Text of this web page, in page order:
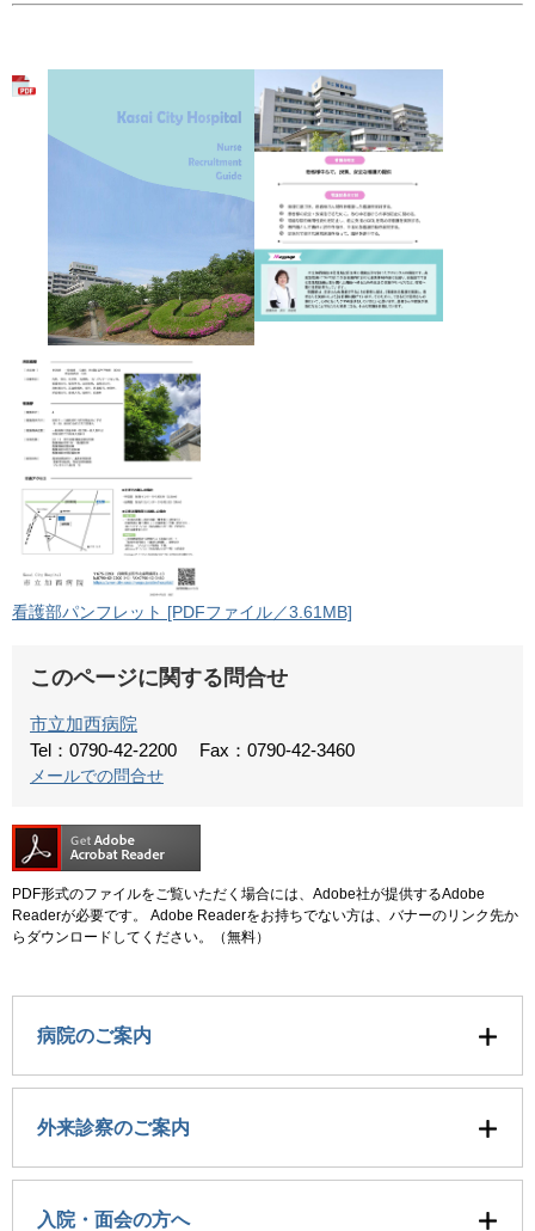
看護部パンフレット [PDFファイル／3.61MB]
このページに関する問合せ
市立加西病院
Tel：0790-42-2200
Fax：0790-42-3460
メールでの問合せ
PDF形式のファイルをご覧いただく場合には、Adobe社が提供するAdobe
Readerが必要です。
Adobe Readerをお持ちでない方は、バナーのリンク先か
らダウンロードしてください。（無料）
病院のご案内
外来診察のご案内
入院・面会の方へ